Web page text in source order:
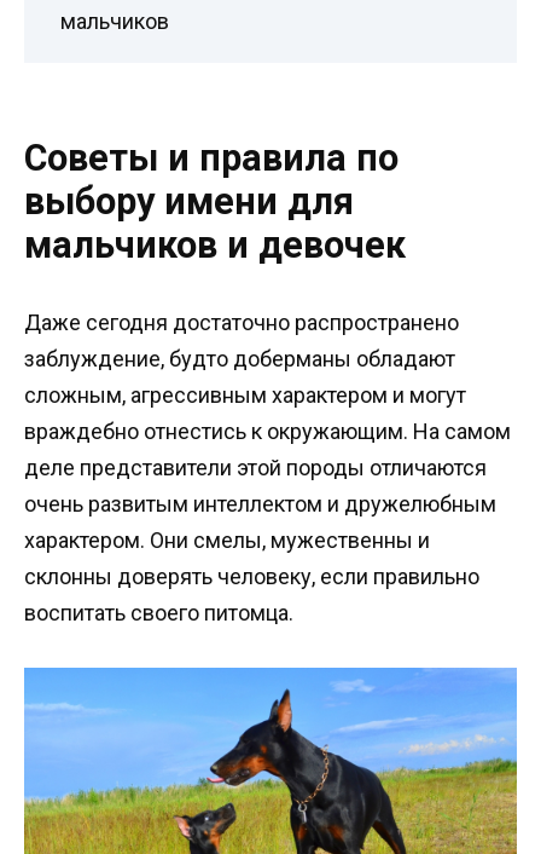
мальчиков
Советы и правила по
выбору имени для
мальчиков и девочек
Даже сегодня достаточно распространено
заблуждение, будто доберманы обладают
сложным, агрессивным характером и могут
враждебно отнестись к окружающим. На самом
деле представители этой породы отличаются
очень развитым интеллектом и дружелюбным
характером. Они смелы, мужественны и
склонны доверять человеку, если правильно
воспитать своего питомца.